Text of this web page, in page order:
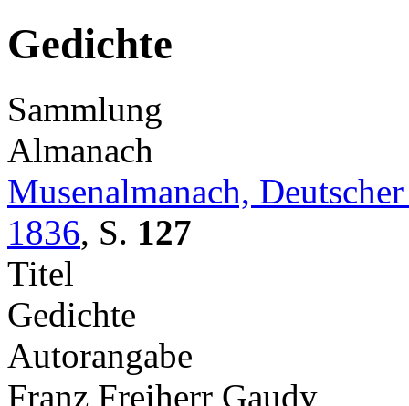
Gedichte
Sammlung
Almanach
Musenalmanach,
1836, S. 127
Titel
Gedichte
Autorangabe
Franz Freiherr Gaudy